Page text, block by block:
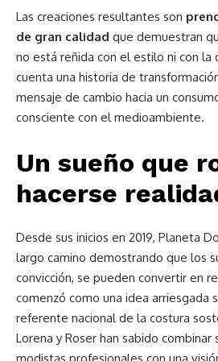
Las creaciones resultantes son
de gran calidad que demuestran
no está reñida con el estilo ni con la
cuenta una historia de
mensaje de cambio hacia un
consciente con el medioambiente.
Un sueño que
hacerse
Desde sus inicios en 2019, Planeta
largo camino demostrando que los
convicción, se pueden convertir en
comenzó como una idea arriesgada
referente nacional de la costura
Lorena y Roser han sabido combinar